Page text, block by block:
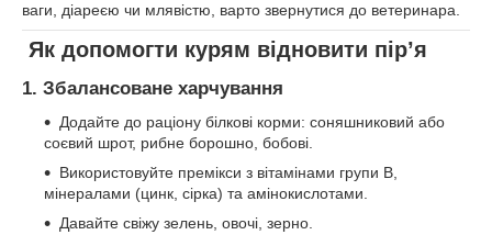
ваги, діареєю чи млявістю, варто звернутися до ветеринара.
Як допомогти курям відновити пір’я
1. Збалансоване харчування
Додайте до раціону білкові корми: соняшниковий або
соєвий шрот, рибне борошно, бобові.
Використовуйте премікси з вітамінами групи B,
мінералами (цинк, сірка) та амінокислотами.
Давайте свіжу зелень, овочі, зерно.